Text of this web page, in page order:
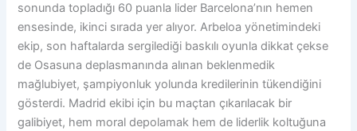
sonunda topladığı 60 puanla lider Barcelona’nın hemen
ensesinde, ikinci sırada yer alıyor. Arbeloa yönetimindeki
ekip, son haftalarda sergilediği baskılı oyunla dikkat çekse
de Osasuna deplasmanında alınan beklenmedik
mağlubiyet, şampiyonluk yolunda kredilerinin tükendiğini
gösterdi. Madrid ekibi için bu maçtan çıkarılacak bir
galibiyet, hem moral depolamak hem de liderlik koltuğuna